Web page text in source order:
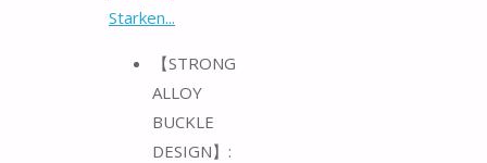
Starken...
【STRONG
ALLOY
BUCKLE
DESIGN】: